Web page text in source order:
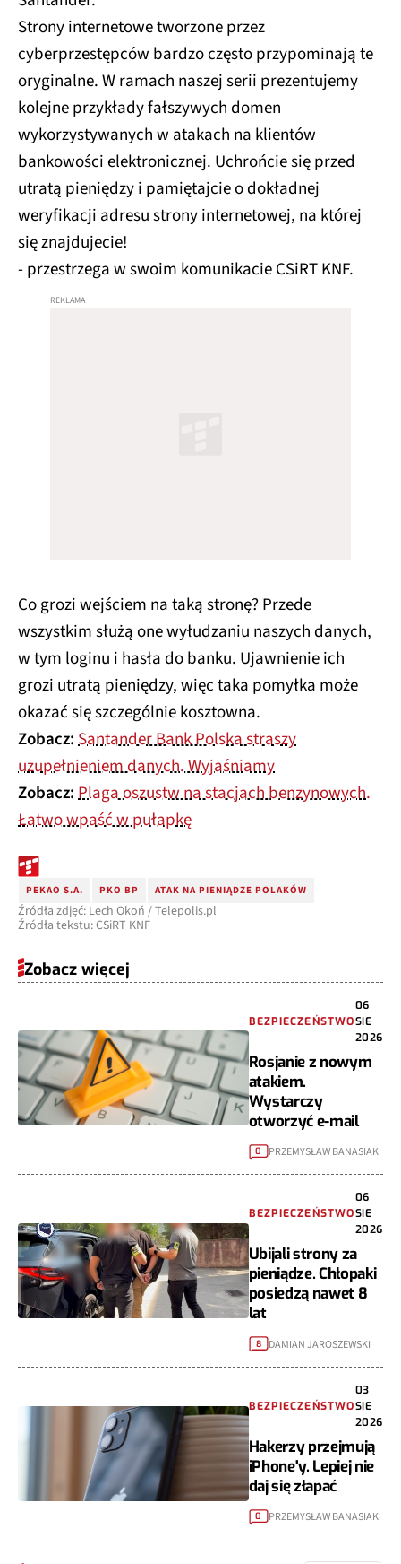
Strony internetowe tworzone przez
cyberprzestępców bardzo często przypominają te
oryginalne. W ramach naszej serii prezentujemy
kolejne przykłady fałszywych domen
wykorzystywanych w atakach na klientów
bankowości elektronicznej. Uchrońcie się przed
utratą pieniędzy i pamiętajcie o dokładnej
weryfikacji adresu strony internetowej, na której
się znajdujecie!
- przestrzega w swoim komunikacie CSiRT KNF.
Co grozi wejściem na taką stronę? Przede
wszystkim służą one wyłudzaniu naszych danych,
w tym loginu i hasła do banku. Ujawnienie ich
grozi utratą pieniędzy, więc taka pomyłka może
okazać się szczególnie kosztowna.
Zobacz: Santander Bank Polska straszy
uzupełnieniem danych. Wyjaśniamy
Zobacz: Plaga oszustw na stacjach benzynowych.
Łatwo wpaść w pułapkę
PEKAO S.A. PKO BP ATAK NA PIENIĄDZE POLAKÓW
Źródła zdjęć: Lech Okoń / Telepolis.pl
Źródła tekstu: CSiRT KNF
Zobacz więcej
BEZPIECZEŃSTWO
06
SIE
2026
Rosjanie z nowym
atakiem.
Wystarczy
otworzyć e-mail
0 PRZEMYSŁAW BANASIAK
BEZPIECZEŃSTWO
06
SIE
2026
Ubijali strony za
pieniądze. Chłopaki
posiedzą nawet 8
lat
8 DAMIAN JAROSZEWSKI
BEZPIECZEŃSTWO
03
SIE
2026
Hakerzy przejmują
iPhone'y. Lepiej nie
daj się złapać
0 PRZEMYSŁAW BANASIAK